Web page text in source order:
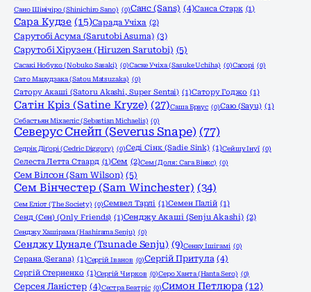
Сано Шінічіро (Shinichiro Sano) (0)Санс (Sans) (4)Санса Старк (1)
Сара Кудзе (15)Сарада Учіха (2)
Сарутобі Асума (Sarutobi Asuma) (3)
Сарутобі Хірузен (Hiruzen Sarutobi) (5)
Сасакі Нобуко (Nobuko Sasaki) (0)Саске Учіха (Sasuke Uchiha) (0)Сасорі (0)
Сато Мацудзака (Satou Matsuzaka) (0)
Сатору Акаші (Satoru Akashi, Super Sentai) (1)Сатору Годжо (1)
Сатін Кріз (Satine Kryze) (27)Саша Браус (0)Саю (Sayu) (1)
Себастьян Міхаеліс (Sebastian Michaelis) (0)
Северус Снейп (Severus Snape) (77)
Седрік Діґорі (Cedric Diggory) (0)Седі Сінк (Sadie Sink) (1)Сейшу Інуї (0)
Селеста Летта Стаард (1)Сем (2)Сем (Доля: Сага Вінкс) (0)
Сем Вілсон (Sam Wilson) (5)
Сем Вінчестер (Sam Winchester) (34)
Сем Еліот (The Society) (0)Семвел Тарлі (1)Семен Палій (1)
Сенд (Сен) (Only Friends) (1)Сенджу Акаші (Senju Akashi) (2)
Сенджу Хашірама (Hashirama Senju) (0)
Сенджу Цунаде (Tsunade Senju) (9)Сенку Ішігамі (0)
Серана (Serana) (1)Сергій Іванов (0)Сергій Притула (4)
Сергій Стерненко (1)Сергій Чирков (0)Серо Ханта (Hanta Sero) (0)
Серсея Ланістер (4)Сестра Беатріс (0)Симон Петлюра (12)